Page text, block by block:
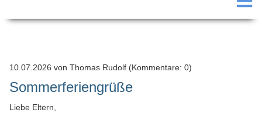
10.07.2026 von Thomas Rudolf (Kommentare: 0)
Sommerferiengrüße
Liebe Eltern,